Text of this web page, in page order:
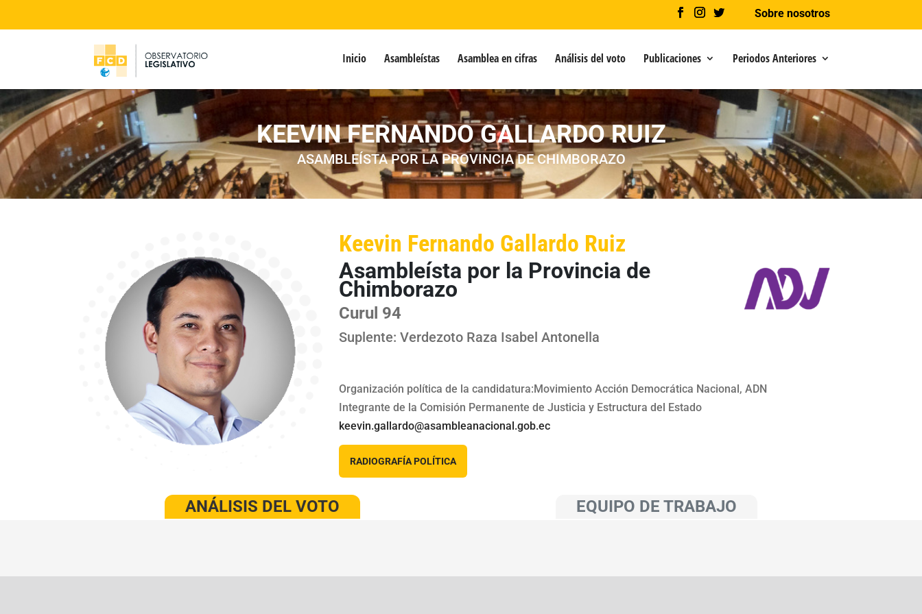
Sobre nosotros
Inicio Asambleístas Asamblea en cifras Análisis del voto Publicaciones Periodos Anteriores
KEEVIN FERNANDO GALLARDO RUIZ
ASAMBLEÍSTA POR LA PROVINCIA DE CHIMBORAZO
Keevin Fernando Gallardo Ruiz
Asambleísta por la Provincia de
Chimborazo
Curul 94
Suplente: Verdezoto Raza Isabel Antonella
Organización política de la candidatura:Movimiento Acción Democrática Nacional, ADN
Integrante de la Comisión Permanente de Justicia y Estructura del Estado
keevin.gallardo@asambleanacional.gob.ec
RADIOGRAFÍA POLÍTICA
ANÁLISIS DEL VOTO EQUIPO DE TRABAJO